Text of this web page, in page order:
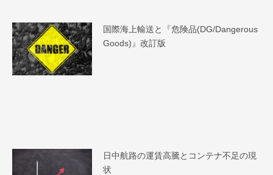
国際海上輸送と『危険品(DG/Dangerous
Goods)』改訂版
日中航路の運賃高騰とコンテナ不足の現
状